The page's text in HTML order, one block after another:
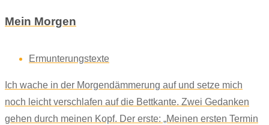
Mein Morgen
Ermunterungstexte
Ich wache in der Morgendämmerung auf und setze mich
noch leicht verschlafen auf die Bettkante. Zwei Gedanken
gehen durch meinen Kopf. Der erste: „Meinen ersten Termin